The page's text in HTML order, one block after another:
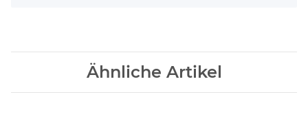
Ähnliche Artikel